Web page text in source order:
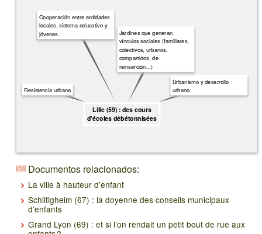
Lille (59) : des cours
d’écoles débétonnisées
Urbanismo y desarrollo
urbano
Jardines que generan
vínculos sociales (familiares,
colectivos, urbanos,
compartidos, de
reinserción...)
Cooperación entre entidades
locales, sistema educativo y
jóvenes.
Resistencia urbana
Documentos relacionados:
La ville à hauteur d’enfant
Schiltigheim (67) : la doyenne des conseils municipaux
d’enfants
Grand Lyon (69) : et si l’on rendait un petit bout de rue aux